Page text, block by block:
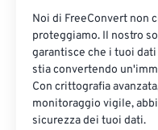
Noi di FreeConvert non
proteggiamo. Il nostro
garantisce che i tuoi
stia convertendo
Con crittografia
monitoraggio vigile,
sicurezza dei tuoi dati.